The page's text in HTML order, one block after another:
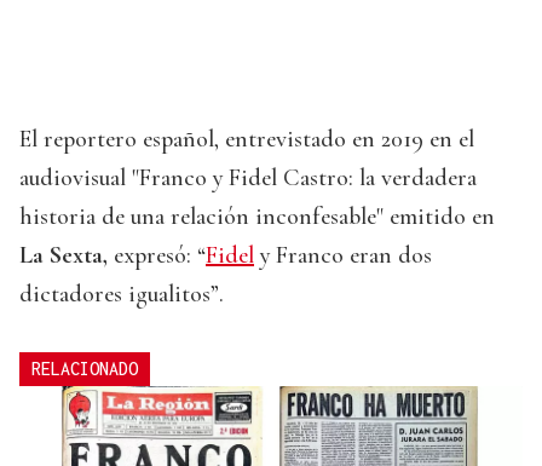
El reportero español, entrevistado en 2019 en el
audiovisual "Franco y Fidel Castro: la verdadera
historia de una relación inconfesable" emitido en
La Sexta, expresó: “Fidel y Franco eran dos
dictadores igualitos”.
RELACIONADO